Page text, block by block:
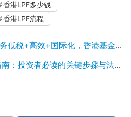
香港LPF多少钱
香港LPF流程
+高效+国际化，香港基金注册一步到位！
投资者必读的关键步骤与法律要求